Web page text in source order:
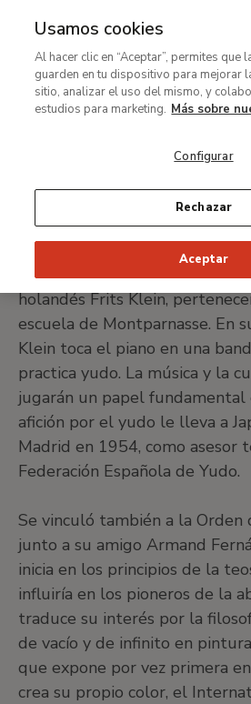
MENÚ
contenido
principal
Yves Klein
Yves Klein nace en 1928 en
pintora francesa Marie
holandés Frits Klein,
escuela de Montparnasse. En
Klein toca el piano en una
practica yudo. La música y la
jugarán un papel fundamental
afición por el yudo le lleva a
Madrid en 1954, como asesor
Federación Española de Yudo.
Se vinculó también a la Orden
junto a su amigo Armand
inicia en los principios de la
influiría en los pioneros de la
traduce su interés por la
de vacío y de infinito en
que expone por vez primera
crea su propio color, el
Usamos cookies
Al hacer clic en “Aceptar”, permites que
guarden en tu dispositivo para mejorar
sitio, analizar el uso del mismo, y
estudios para marketing. Más sobre
Configurar
Rechazar
Aceptar